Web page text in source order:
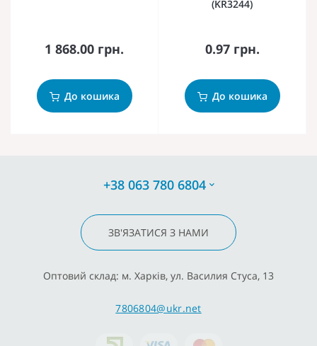
1 868.00 грн.
До кошика
(KR3244)
0.97 грн.
До кошика
+38 063 780 6804
ЗВ'ЯЗАТИСЯ З НАМИ
Оптовий склад: м. Харків, ул. Василия Стуса, 13
7806804@ukr.net